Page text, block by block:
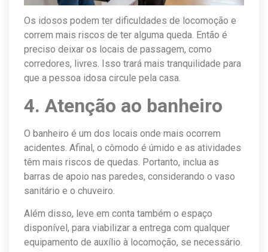
Os idosos podem ter dificuldades de locomoção e
correm mais riscos de ter alguma queda. Então é
preciso deixar os locais de passagem, como
corredores, livres. Isso trará mais tranquilidade para
que a pessoa idosa circule pela casa.
4. Atenção ao banheiro
O banheiro é um dos locais onde mais ocorrem
acidentes. Afinal, o cômodo é úmido e as atividades
têm mais riscos de quedas. Portanto, inclua as
barras de apoio nas paredes, considerando o vaso
sanitário e o chuveiro.
Além disso, leve em conta também o espaço
disponível, para viabilizar a entrega com qualquer
equipamento de auxílio à locomoção, se necessário.